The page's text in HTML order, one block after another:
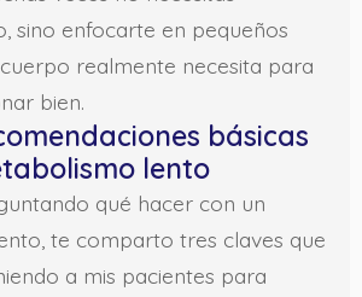
sino enfocarte en pequeños
realmente necesita para
bien.
básicas
lento
qué hacer con un
te comparto tres claves que
a mis pacientes para